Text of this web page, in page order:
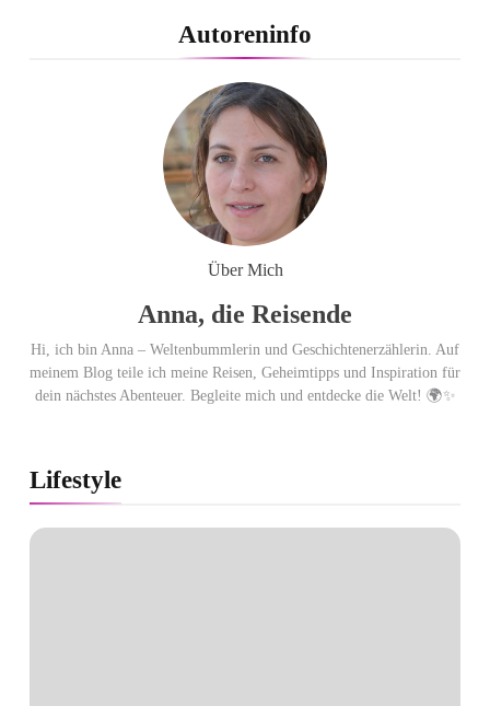
PEPE JEANS LONDON AW26
Flachste mechanische
Weltzeituhr gewinnt Red Dot:
Best of the Best 2026 / NOMOS
Glashütte erzielt 94 von 100
Punkten.
Autoreninfo
Über Mich
Anna, die Reisende
Hi, ich bin Anna – Weltenbummlerin und Geschichtenerzählerin. Auf
meinem Blog teile ich meine Reisen, Geheimtipps und Inspiration für
dein nächstes Abenteuer. Begleite mich und entdecke die Welt! 🌍✨
Lifestyle